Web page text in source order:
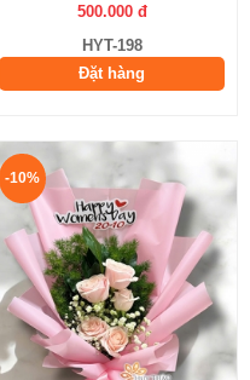
500.000 đ
HYT-198
Đặt hàng
-10%